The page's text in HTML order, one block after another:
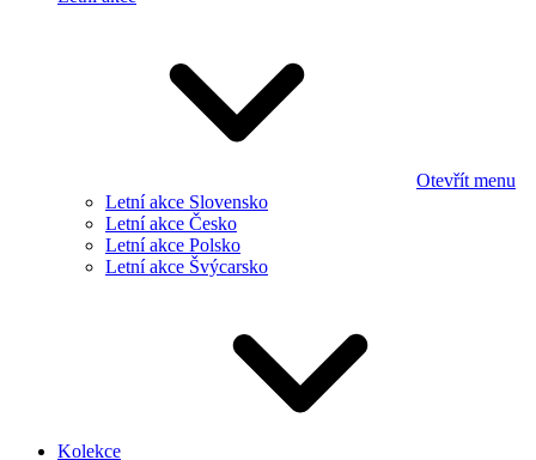
Otevřít menu
Letní akce Slovensko
Letní akce Česko
Letní akce Polsko
Letní akce Švýcarsko
Kolekce